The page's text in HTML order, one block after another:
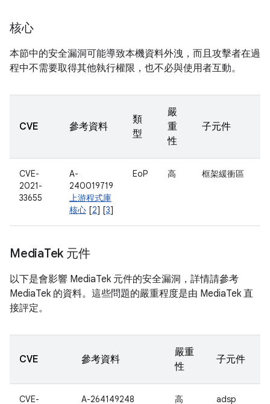
核心
本節中的安全漏洞可能導致本機資料外洩，而且攻擊者在過
程中不需要取得其他執行權限，也不必與使用者互動。
CVE 參考資料
類
型
嚴
重
性
子元件
CVE-
2021-
33655
A-
240019719
上游程式庫
核心 [2] [3]
EoP 高 框架緩衝區
MediaTek 元件
以下是會影響 MediaTek 元件的安全漏洞，詳情請參考
MediaTek 的資料。這些問題的嚴重程度是由 MediaTek 直
接評定。
CVE 參考資料
嚴重
性
子元件
CVE- A-264149248 高 adsp